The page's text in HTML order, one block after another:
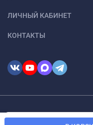
ЛИЧНЫЙ КАБИНЕТ
КОНТАКТЫ
Мы используем файлы